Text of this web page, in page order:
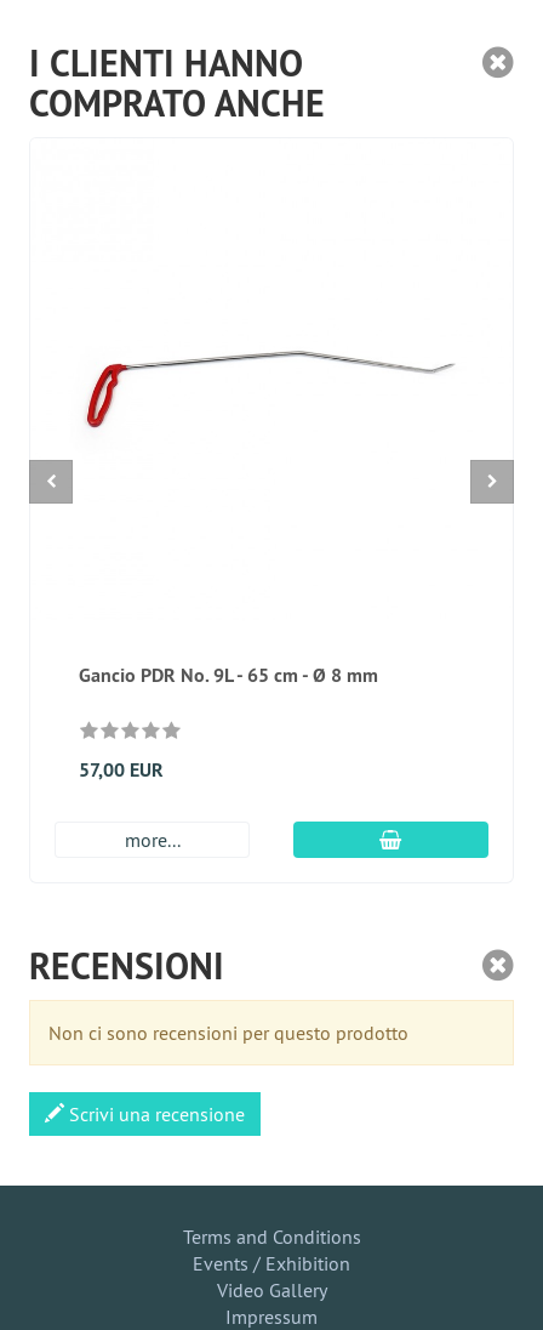
I CLIENTI HANNO
COMPRATO ANCHE
Gancio PDR No. 9L - 65 cm - Ø 8 mm
57,00 EUR
more... aggiungi al
RECENSIONI
Non ci sono recensioni per questo prodotto
Scrivi una recensione
Terms and Conditions
Events / Exhibition
Video Gallery
Impressum